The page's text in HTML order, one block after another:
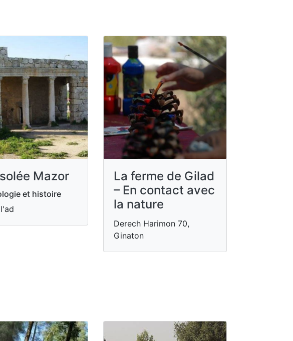
Mazor
et histoire
La ferme de Gilad
– En contact avec
la nature
Derech Harimon 70,
Ginaton